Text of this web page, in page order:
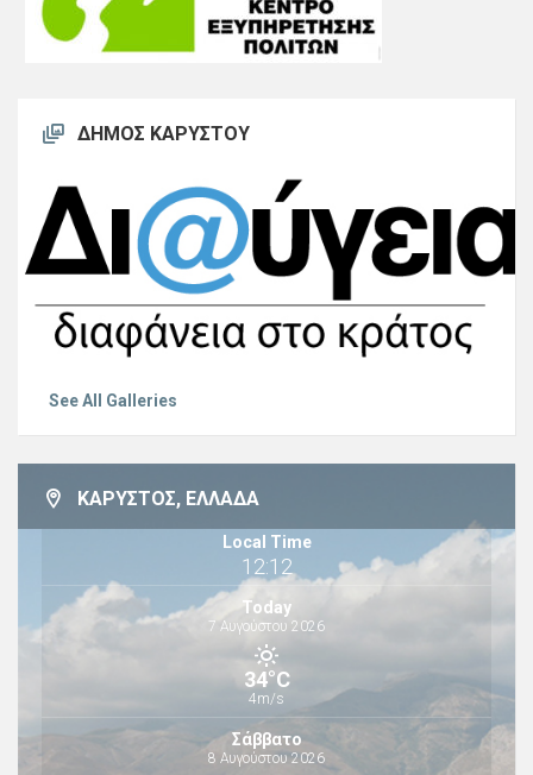
ΔΉΜΟΣ ΚΑΡΎΣΤΟΥ
See All Galleries
ΚΆΡΥΣΤΟΣ, ΕΛΛΆΔΑ
Local Time
12:12
Today
7 Αυγούστου 2026
34°C
4m/s
Σάββατο
8 Αυγούστου 2026